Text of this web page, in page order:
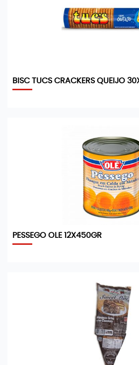
BISC TUCS CRACKERS QUEIJO
PESSEGO OLE 12X450GR